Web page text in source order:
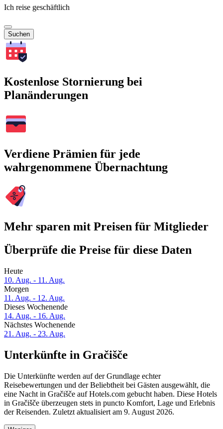
Ich reise geschäftlich
Suchen
Kostenlose Stornierung bei
Planänderungen
Verdiene Prämien für jede
wahrgenommene Übernachtung
Mehr sparen mit Preisen für Mitglieder
Überprüfe die Preise für diese Daten
Heute
10. Aug. - 11. Aug.
Morgen
11. Aug. - 12. Aug.
Dieses Wochenende
14. Aug. - 16. Aug.
Nächstes Wochenende
21. Aug. - 23. Aug.
Unterkünfte in Gračišče
Die Unterkünfte werden auf der Grundlage echter
Reisebewertungen und der Beliebtheit bei Gästen ausgewählt, die
eine Nacht in Gračišče auf Hotels.com gebucht haben. Diese Hotels
in Gračišče überzeugen stets in puncto Komfort, Lage und Erlebnis
der Reisenden. Zuletzt aktualisiert am 9. August 2026.